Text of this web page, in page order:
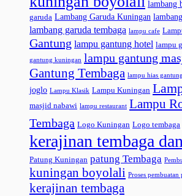
lambang
garuda Lambang Garuda Kuningan
lambang garuda tembaga lampu cafe
Gantung lampu gantung hotel lampu
gantung kuningan lampu gantung
Gantung Tembaga lampu hias gantung
joglo Lampu Klasik Lampu Kuningan
masjid nabawi lampu restaurant Lampu
Tembaga Logo Kuningan Logo tembaga
kerajinan tembaga
Patung Kuningan patung Tembaga
kuningan boyolali Proses pembuatan
kerajinan tembaga